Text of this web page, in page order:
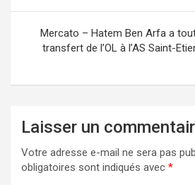
Mercato – Hatem Ben Arfa a
transfert de l’OL à l’AS Saint-
Laisser un
Votre adresse e-mail ne sera pas
obligatoires sont indiqués avec *